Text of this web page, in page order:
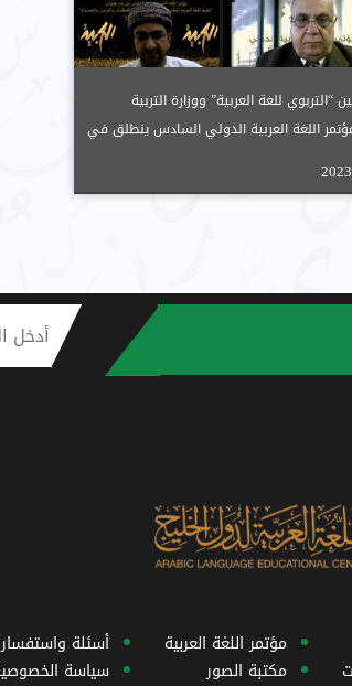
“التربوي للغة العربية” ووزارة التربية
اللغة العربية الدولي السادس ينطلق في
مؤتمر اللغة العربية
مكتبة الصور
أسئلة
سياسة